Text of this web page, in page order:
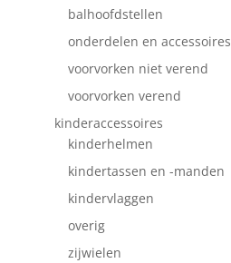
balhoofdstellen
onderdelen en accessoires
voorvorken niet verend
voorvorken verend
kinderaccessoires
kinderhelmen
kindertassen en -manden
kindervlaggen
overig
zijwielen